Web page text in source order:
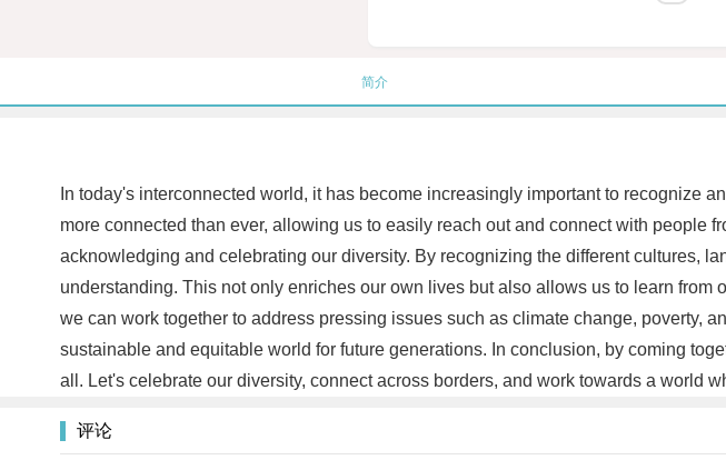
简介
In today's interconnected world, it has become increasingly important to recognize
more connected than ever, allowing us to easily reach out and connect with people
acknowledging and celebrating our diversity. By recognizing the different cultures,
understanding. This not only enriches our own lives but also allows us to learn
we can work together to address pressing issues such as climate change, poverty,
sustainable and equitable world for future generations. In conclusion, by coming
all. Let's celebrate our diversity, connect across borders, and work towards a world
评论